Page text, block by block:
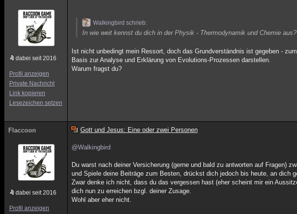
dabei seit 2016
Profil anzeigen
Private Nachricht
Link kopieren
Lesezeichen setzen
Walkingbird schrieb:
In wie weit kennst du dich in der Physik - Thermodynamik und Chemie aus?
Ist nicht unbedingt mein Ressort, doch das Grundverständnis ist gegeben -
Basis zur Analyse und Erklärung von Evolutions-Prozessen darstellen.
Warum fragst du?
Flaccoon
dabei seit 2016
Profil anzeigen
Gott und Jesus: Eine oder zwei Personen
@Walkingbird
Du warst nach deiner Versicherung (gerne und bald zu antworten auf Fragen)
und Spiele deine Beiträge zum Besten, drückst dich jedoch bis heute, an dich
Zwar denke ich nicht, dass du das vergessen hast (eher scheint mir ein
dich nun zu erreichen bzgl. deiner Zusage.
Wohl aber eher nicht.